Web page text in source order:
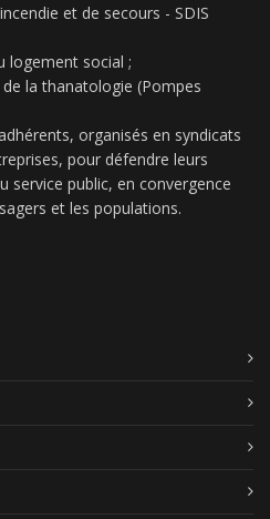
et de secours - SDIS
logement social ;
la thanatologie (Pompes
organisés en syndicats
pour défendre leurs
service public, en convergence
et les populations.